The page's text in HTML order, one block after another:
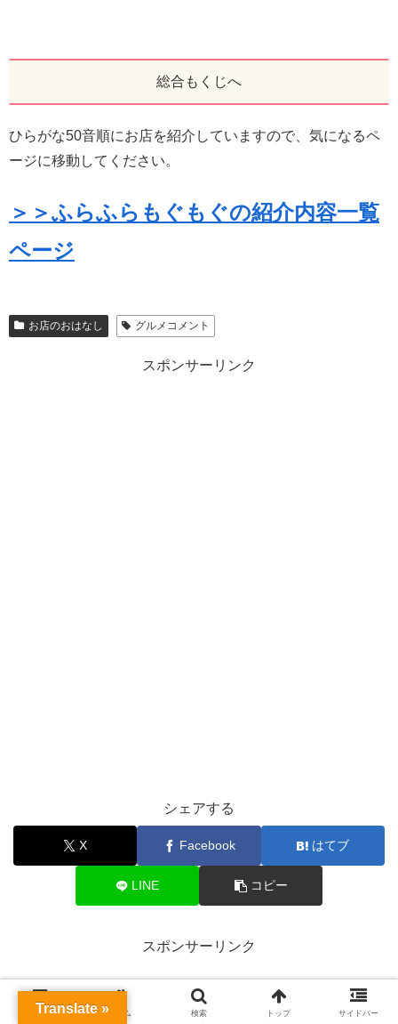
総合もくじへ
ひらがな50音順にお店を紹介していますので、気になるペ
ージに移動してください。
＞＞ふらふらもぐもぐの紹介内容一覧
ページ
お店のおはなし グルメコメント
スポンサーリンク
シェアする
X Facebook はてブ
LINE コピー
スポンサーリンク
メニュー ホーム 検索 トップ サイドバー
Translate »